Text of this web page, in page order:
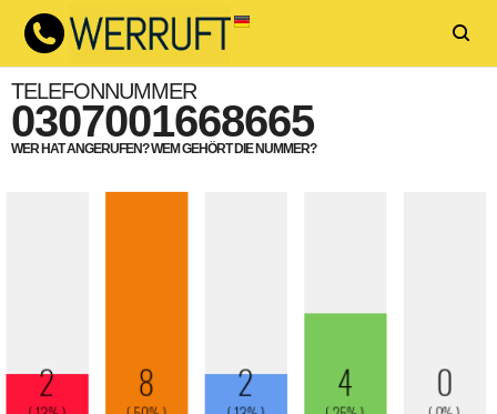
TELEFONNUMMER
0307001668665
WER HAT ANGERUFEN? WEM GEHÖRT DIE NUMMER?